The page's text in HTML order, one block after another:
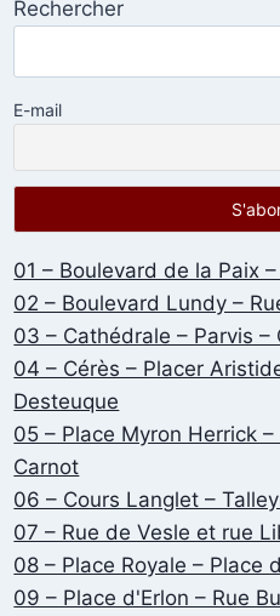
Rechercher
E-mail
01 – Boulevard de la Paix
02 – Boulevard Lundy –
03 – Cathédrale – Parvis
04 – Cérès – Placer
Desteuque
05 – Place Myron Herrick
Carnot
06 – Cours Langlet –
07 – Rue de Vesle et rue
08 – Place Royale – Place
09 – Place d'Erlon – Rue